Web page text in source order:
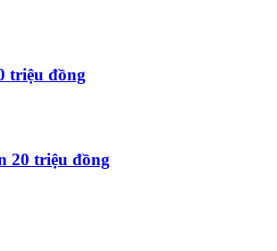
triệu đồng
20 triệu đồng